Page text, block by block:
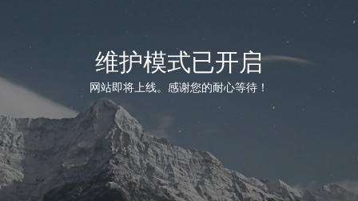
维护模式已开启
网站即将上线。感谢您的耐心等待！